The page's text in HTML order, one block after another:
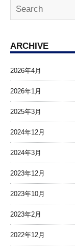
ARCHIVE
2026年4月
2026年1月
2025年3月
2024年12月
2024年3月
2023年12月
2023年10月
2023年2月
2022年12月